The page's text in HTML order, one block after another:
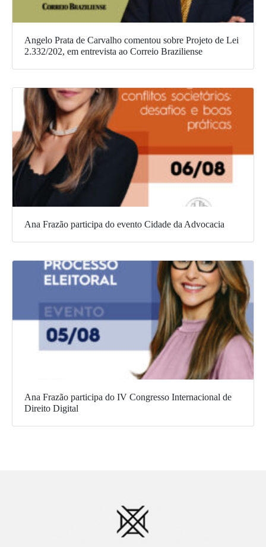
Angelo Prata de Carvalho comentou sobre Projeto de Lei
2.332/202, em entrevista ao Correio Braziliense
Ana Frazão participa do evento Cidade da Advocacia
Ana Frazão participa do IV Congresso Internacional de
Direito Digital